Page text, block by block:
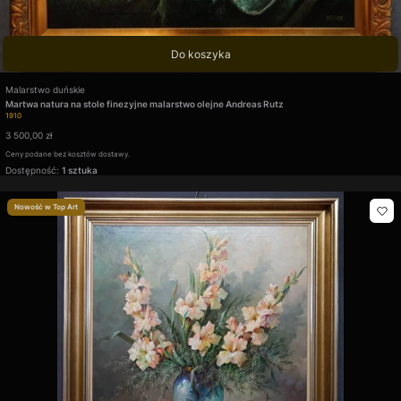
Do koszyka
Kod produktu
1910
Martwa natura na stole finezyjne malarstwo olejne Andreas Rutz
Producent
Malarstwo duńskie
Cena
3 500,00 zł
Ceny podane bez kosztów dostawy.
Dostępność: 1 sztuka
Nowość w Top Art